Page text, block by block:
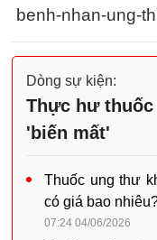
benh-nhan-ung-
Dòng sự kiện:
Thực hư
'biến mất'
Thuốc ung thư
có giá bao
07:24 04/06/2026